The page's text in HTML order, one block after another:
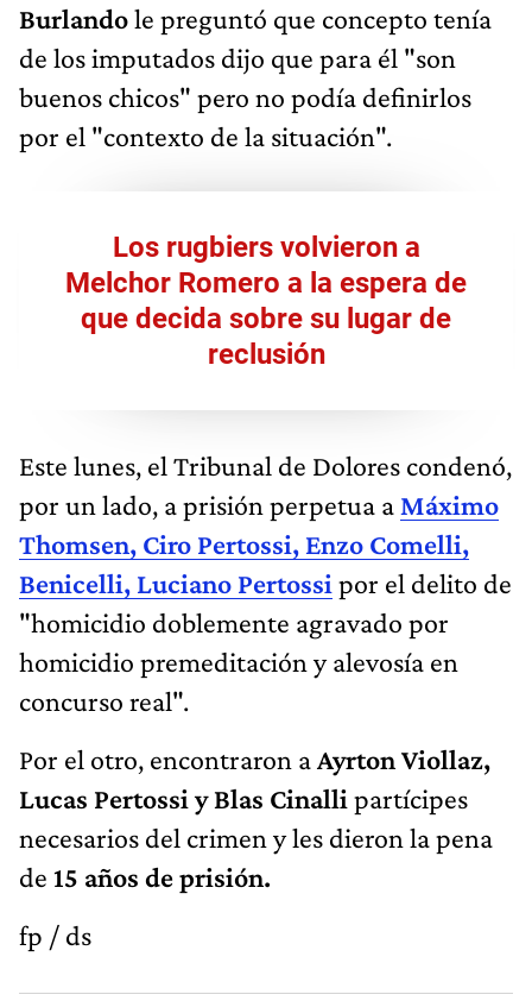
Burlandole preguntó que concepto tenía
de los imputados dijo que para él "son
buenos chicos" pero no podía definirlos
por el "contexto de la situación".
Los rugbiers volvieron a
Melchor Romero a la espera de
que decida sobre su lugar de
reclusión
Este lunes, el Tribunal de Dolores condenó,
por un lado, a prisión perpetua a Máximo
Thomsen, Ciro Pertossi, Enzo Comelli,
Benicelli, Luciano Pertossi por el delito de
"homicidio doblemente agravado por
homicidio premeditación y alevosía en
concurso real".
Por el otro, encontraron aAyrton Viollaz,
Lucas Pertossi y Blas Cinalli partícipes
necesarios del crimen y les dieron la pena
de 15 años de prisión.
fp / ds